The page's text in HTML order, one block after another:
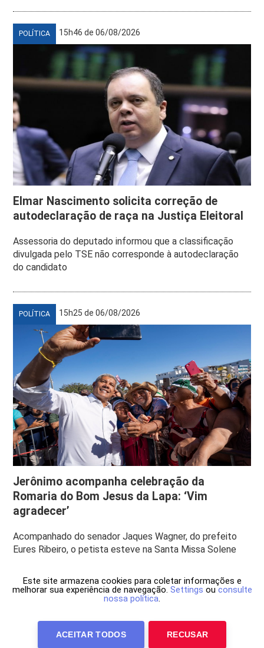
POLÍTICA 15h46 de 06/08/2026
Elmar Nascimento solicita correção de
autodeclaração de raça na Justiça Eleitoral
Assessoria do deputado informou que a classificação
divulgada pelo TSE não corresponde à autodeclaração
do candidato
POLÍTICA 15h25 de 06/08/2026
Jerônimo acompanha celebração da
Romaria do Bom Jesus da Lapa: ‘Vim
agradecer’
Acompanhado do senador Jaques Wagner, do prefeito
Eures Ribeiro, o petista esteve na Santa Missa Solene
Este site armazena cookies para coletar informações e
melhorar sua experiência de navegação. Settings ou consulte
nossa política.
ACEITAR TODOS RECUSAR